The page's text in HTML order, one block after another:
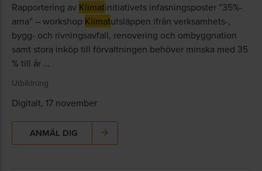
Rapportering av Klimatinitiativets infasningsposter ”35%-
arna” – workshop Klimatutsläppen ifrån verksamhets-,
bygg- och rivningsavfall, renovering och ombyggnation
samt stora inköp till förvaltningen behöver minska med 35
% till år …
Utbildning
Digitalt, 17 november
ANMÄL DIG